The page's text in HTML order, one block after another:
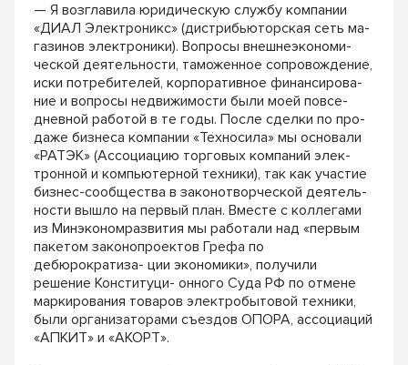
— Я возглавила юридическую службу компании
«ДИАЛ Электроникс» (дистрибьюторская сеть ма-
газинов электроники). Вопросы внешнеэкономи-
ческой деятельности, таможенное сопровождение,
иски потребителей, корпоративное финансирова-
ние и вопросы недвижимости были моей повсе-
дневной работой в те годы. После сделки по про-
даже бизнеса компании «Техносила» мы основали
«РАТЭК» (Ассоциацию торговых компаний элек-
тронной и компьютерной техники), так как участие
бизнес-сообщества в законотворческой деятель-
ности вышло на первый план. Вместе с коллегами
из Минэкономразвития мы работали над «первым
пакетом законопроектов Грефа по
дебюрократиза- ции экономики», получили
решение Конституци- онного Суда РФ по отмене
маркирования товаров электробытовой техники,
были организаторами съездов ОПОРА, ассоциаций
«АПКИТ» и «АКОРТ».